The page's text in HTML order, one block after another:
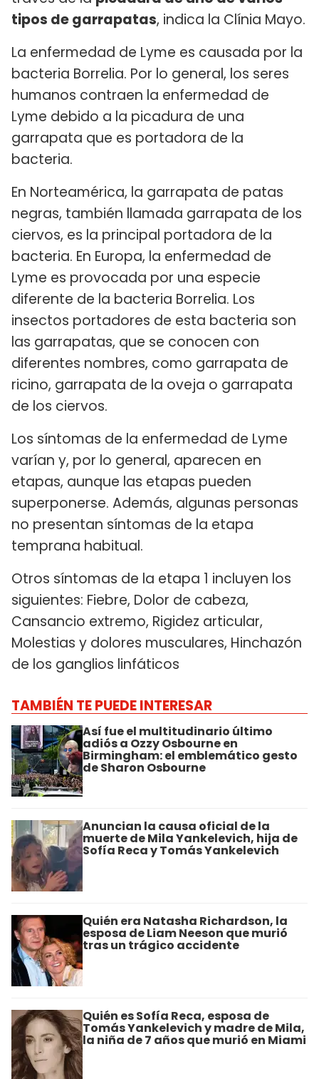
tipos de garrapatas, indica la Clínia Mayo.
La enfermedad de Lyme es causada por la
bacteria Borrelia. Por lo general, los seres
humanos contraen la enfermedad de
Lyme debido a la picadura de una
garrapata que es portadora de la
bacteria.
En Norteamérica, la garrapata de patas
negras, también llamada garrapata de los
ciervos, es la principal portadora de la
bacteria. En Europa, la enfermedad de
Lyme es provocada por una especie
diferente de la bacteria Borrelia. Los
insectos portadores de esta bacteria son
las garrapatas, que se conocen con
diferentes nombres, como garrapata de
ricino, garrapata de la oveja o garrapata
de los ciervos.
Los síntomas de la enfermedad de Lyme
varían y, por lo general, aparecen en
etapas, aunque las etapas pueden
superponerse. Además, algunas personas
no presentan síntomas de la etapa
temprana habitual.
Otros síntomas de la etapa 1 incluyen los
siguientes: Fiebre, Dolor de cabeza,
Cansancio extremo, Rigidez articular,
Molestias y dolores musculares, Hinchazón
de los ganglios linfáticos
TAMBIÉN TE PUEDE INTERESAR
Así fue el multitudinario último
adiós a Ozzy Osbourne en
Birmingham: el emblemático gesto
de Sharon Osbourne
Anuncian la causa oficial de la
muerte de Mila Yankelevich, hija de
Sofía Reca y Tomás Yankelevich
Quién era Natasha Richardson, la
esposa de Liam Neeson que murió
tras un trágico accidente
Quién es Sofía Reca, esposa de
Tomás Yankelevich y madre de Mila,
la niña de 7 años que murió en Miami